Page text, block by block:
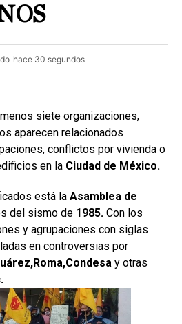
hace 30 segundos
siete organizaciones,
aparecen relacionados
conflictos por vivienda o
en la Ciudad de México.
está la Asamblea de
del sismo de 1985. Con los
y agrupaciones con siglas
en controversias por
y otras